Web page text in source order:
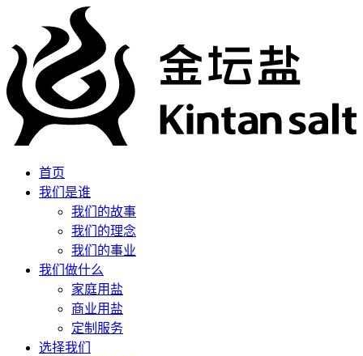
首页
我们是谁
我们的故事
我们的理念
我们的事业
我们做什么
家庭用盐
商业用盐
定制服务
选择我们